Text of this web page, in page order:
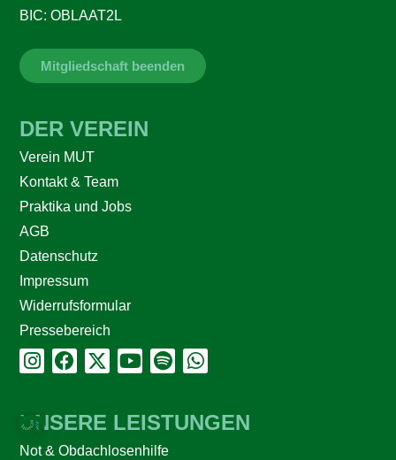
BIC: OBLAAT2L
Mitgliedschaft beenden
DER VEREIN
Verein MUT
Kontakt & Team
Praktika und Jobs
AGB
Datenschutz
Impressum
Widerrufsformular
Pressebereich
UNSERE LEISTUNGEN
Not & Obdachlosenhilfe